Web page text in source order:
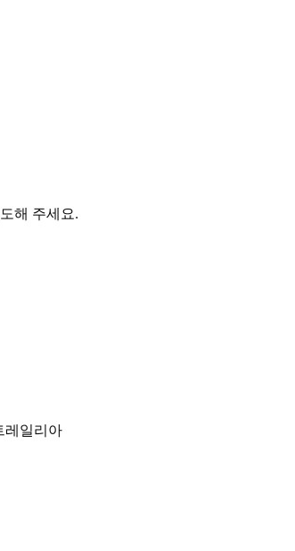
반려견과 함께 휴가를 보낼 수 있습
공간을 위한 두 개의 주요 생활 공
갖춘 현대적인 주방을 즐겨보세
거나 심지어 아이들이 뛰어놀기에
해 주세요.